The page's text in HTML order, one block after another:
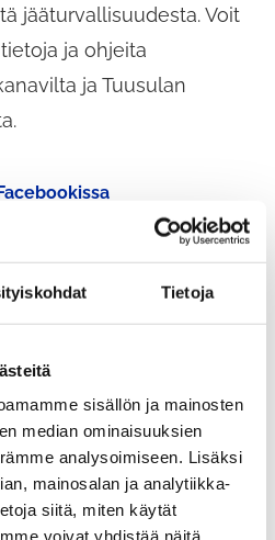
Tietoja
sisällön ja mainosten
median ominaisuuksien
analysoimiseen. Lisäksi
mainosalan ja analytiikka-
siitä, miten käytät
voivat yhdistää näitä
jääturvallisuudesta. Voit
ja ohjeita
ja Tuusulan
joten jäällä
noudattaen. Koska
ei enää ole, muista aina